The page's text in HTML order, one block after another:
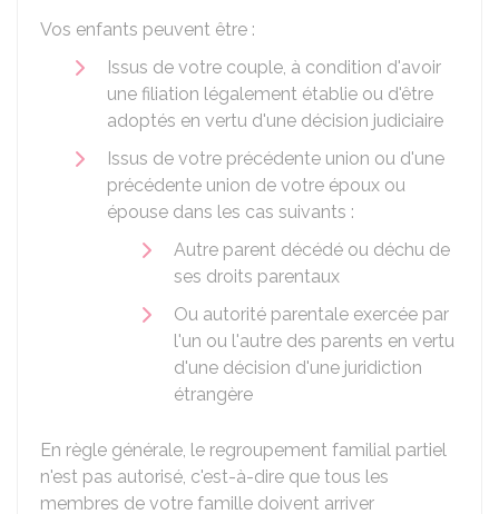
Vos enfants peuvent être :
Issus de votre couple, à condition d'avoir
une filiation légalement établie ou d'être
adoptés en vertu d'une décision judiciaire
Issus de votre précédente union ou d'une
précédente union de votre époux ou
épouse dans les cas suivants :
Autre parent décédé ou déchu de
ses droits parentaux
Ou autorité parentale exercée par
l'un ou l'autre des parents en vertu
d'une décision d'une juridiction
étrangère
En règle générale, le regroupement familial partiel
n'est pas autorisé, c'est-à-dire que tous les
membres de votre famille doivent arriver